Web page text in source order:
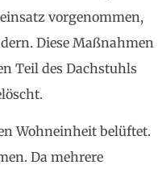
vorgenommen,
Diese Maßnahmen
Teil des Dachstuhls
Wohneinheit belüftet.
Da mehrere